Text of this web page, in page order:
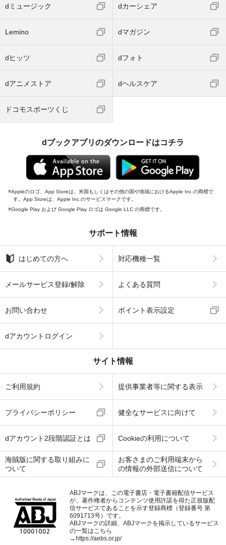
dミュージック dカーシェア
Lemino dマガジン
dヒッツ dフォト
dアニメストア dヘルスケア
ドコモスポーツくじ
dブックアプリのダウンロードはコチラ
Appleのロゴ、App Storeは、米国もしくはその他の国や地域におけるApple Inc.の商標で
す。App Storeは、Apple Inc.のサービスマークです。
Google Play および Google Play ロゴは Google LLC の商標です。
サポート情報
はじめての方へ 対応機種一覧
メールサービス登録/解除 よくある質問
お問い合わせ ポイント表示設定
dアカウントログイン
サイト情報
ご利用規約 提供事業者等に関する表示
プライバシーポリシー 健全なサービスに向けて
dアカウント2段階認証とは Cookieの利用について
海賊版に関する取り組みに
ついて
お客さまのご利用端末から
の情報の外部送信について
ABJマークは、この電子書店・電子書籍配信サービス
が、著作権者からコンテンツ使用許諾を得た正規版配
信サービスであることを示す登録商標（登録番号 第
6091713号）です。
ABJマークの詳細、ABJマークを掲示しているサービス
の一覧はこちら
→ https://aebs.or.jp/